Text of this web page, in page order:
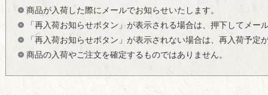
商品が入荷した際にメールでお知らせいたします。
「再入荷お知らせボタン」が表示される場合は、押下してメー
「再入荷お知らせボタン」が表示されない場合は、再入荷予定
商品の入荷やご注文を確定するものではありません。